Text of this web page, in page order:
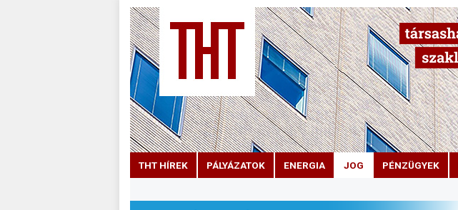
THT HÍREK PÁLYÁZATOK ENERGIA JOG PÉNZÜGYEK